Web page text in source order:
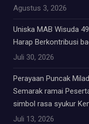
Agustus 3, 2026
Uniska MAB Wisuda
Harap Berkontribusi
Juli 30, 2026
Perayaan Puncak
Semarak ramai
simbol rasa syukur
Juli 13, 2026